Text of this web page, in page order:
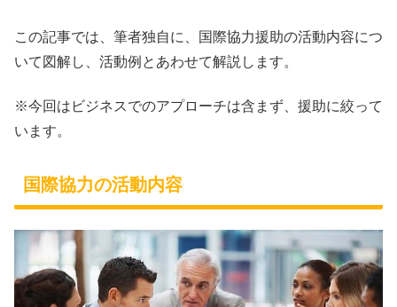
この記事では、筆者独自に、国際協力援助の活動内容につ
いて図解し、活動例とあわせて解説します。
※今回はビジネスでのアプローチは含まず、援助に絞って
います。
国際協力の活動内容